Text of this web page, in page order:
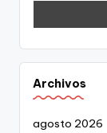
Archivos
agosto 2026